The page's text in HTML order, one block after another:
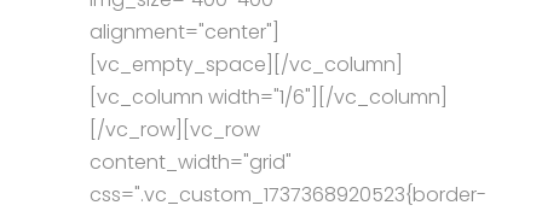
alignment="center"]
[vc_empty_space][/vc_column]
[vc_column width="1/6"][/vc_column]
[/vc_row][vc_row
content_width="grid"
css=".vc_custom_1737368920523{border-